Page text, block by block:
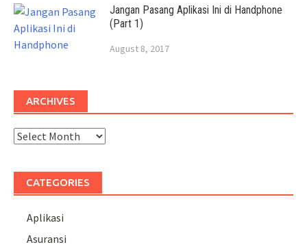
Jangan Pasang Aplikasi Ini di Handphone
(Part 1)
August 8, 2017
ARCHIVES
Archives
CATEGORIES
Aplikasi
Asuransi